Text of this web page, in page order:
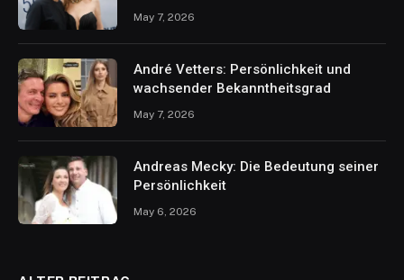
May 7, 2026
André Vetters: Persönlichkeit und
wachsender Bekanntheitsgrad
May 7, 2026
Andreas Mecky: Die Bedeutung seiner
Persönlichkeit
May 6, 2026